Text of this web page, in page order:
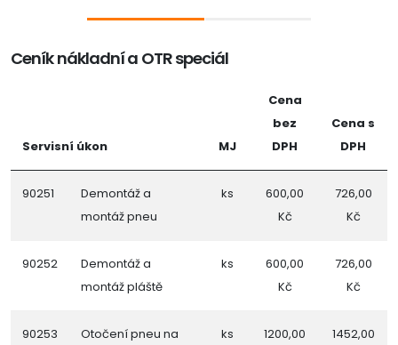
Ceník nákladní a OTR speciál
Servisní úkon MJ
Cena
bez
DPH
Cena s
DPH
90251
Demontáž a
montáž pneu
ks
600,00
Kč
726,00
Kč
90252
Demontáž a
montáž pláště
ks
600,00
Kč
726,00
Kč
90253
Otočení pneu na
ks
1200,00
1452,00